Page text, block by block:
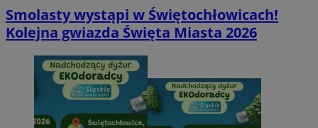
Smolasty wystąpi w Świętochłowicach!
Kolejna gwiazda Święta Miasta 2026